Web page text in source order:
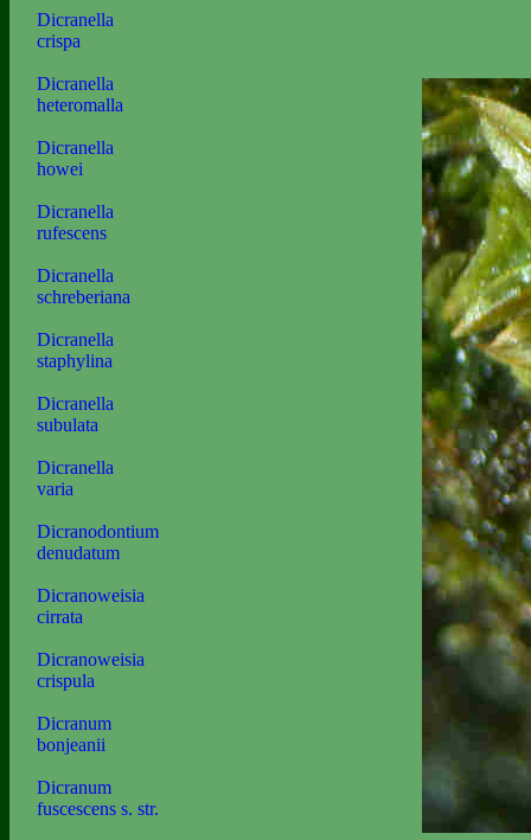
Dicranella
crispa
Dicranella
heteromalla
Dicranella
howei
Dicranella
rufescens
Dicranella
schreberiana
Dicranella
staphylina
Dicranella
subulata
Dicranella
varia
Dicranodontium
denudatum
Dicranoweisia
cirrata
Dicranoweisia
crispula
Dicranum
bonjeanii
Dicranum
fuscescens s. str.